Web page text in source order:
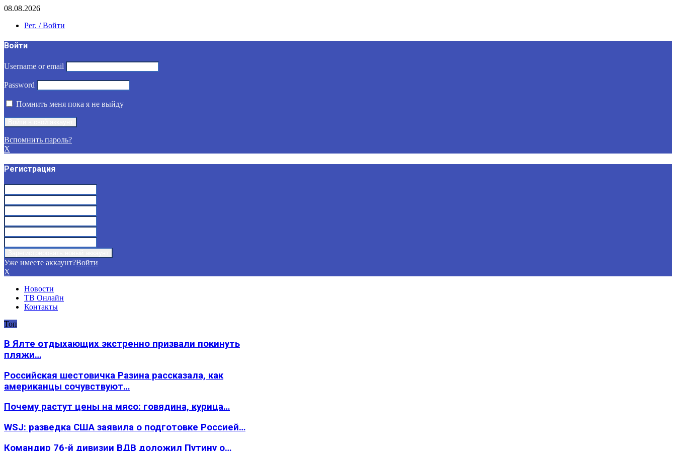
08.08.2026
Рег. / Войти
Войти
Username or email
Password
Помнить меня пока я не выйду
Вспомнить пароль?
X
Регистрация
Уже имеете аккаунт?Войти
X
Новости
ТВ Онлайн
Контакты
Топ
В Ялте отдыхающих экстренно призвали покинуть
пляжи…
Российская шестовичка Разина рассказала, как
американцы сочувствуют…
Почему растут цены на мясо: говядина, курица…
WSJ: разведка США заявила о подготовке Россией…
Командир 76-й дивизии ВДВ доложил Путину о…